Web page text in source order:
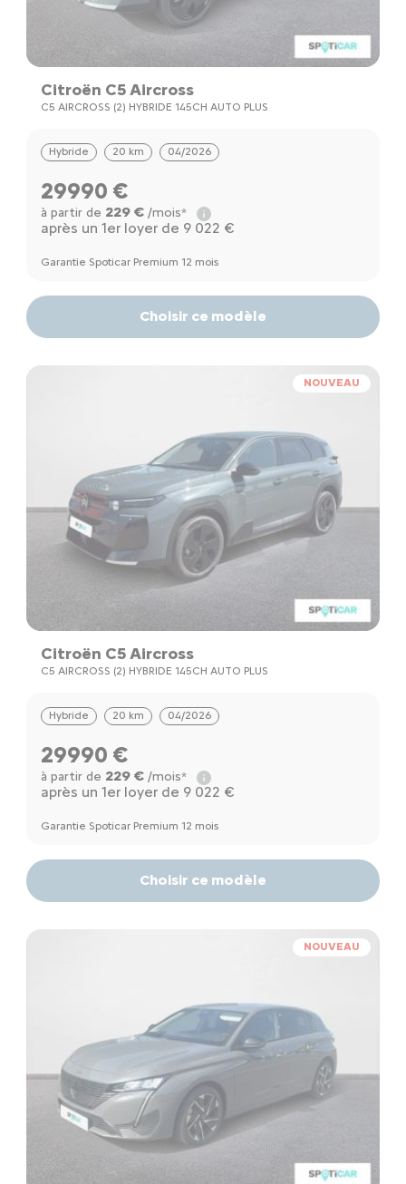
Citroën C5 Aircross
C5 AIRCROSS (2) HYBRIDE 145CH AUTO PLUS
Hybride 20 km 04/2026
29990 €
à partir de 229 €/mois*
après un 1er loyer de 9 022 €
Garantie Spoticar Premium 12 mois
Choisir ce modèle
NOUVEAU
Citroën C5 Aircross
C5 AIRCROSS (2) HYBRIDE 145CH AUTO PLUS
Hybride 20 km 04/2026
29990 €
à partir de 229 €/mois*
après un 1er loyer de 9 022 €
Garantie Spoticar Premium 12 mois
Choisir ce modèle
NOUVEAU